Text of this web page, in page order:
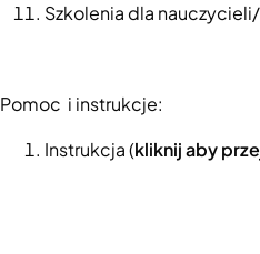
Szkolenia dla
Pomoc i instrukcje:
Instrukcja (kliknij aby